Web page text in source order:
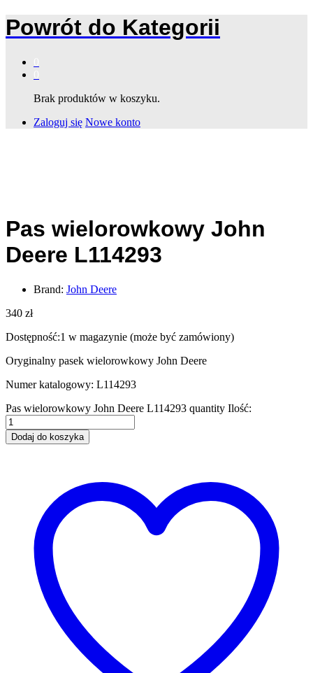
Powrót do Kategorii
Brak produktów w koszyku.
Zaloguj się Nowe konto
Pas wielorowkowy John
Deere L114293
Brand: John Deere
340 zł
Dostępność:1 w magazynie (może być zamówiony)
Oryginalny pasek wielorowkowy John Deere
Numer katalogowy: L114293
Pas wielorowkowy John Deere L114293 quantity Ilość:
Dodaj do koszyka